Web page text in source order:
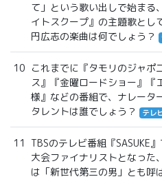
て」という歌い出しで始まる
イトスクープ』の主題歌とし
円広志の楽曲は何でしょう？
10 これまでに『タモリのジャポ
ス』『金曜ロードショー』『
様』などの番組で、ナレータ
タレントは誰でしょう？
テレ
11
TBSのテレビ番組『SASUKE
大会ファイナリストとなった
は「新世代第三の男」とも呼